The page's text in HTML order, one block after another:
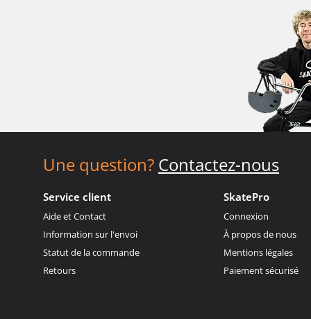
Une question? Contactez-nous
Service client
Aide et Contact
Information sur l'envoi
Statut de la commande
Retours
SkatePro
Connexion
À propos de nous
Mentions légales
Paiement sécurisé